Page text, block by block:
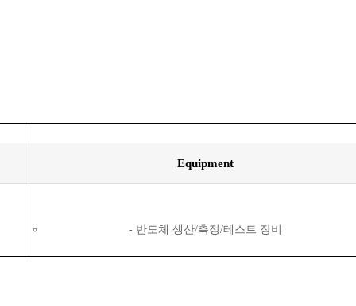
Equipment
반도체 생산/측정/테스트 장비